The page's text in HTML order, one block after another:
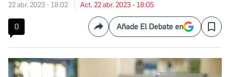
22 abr. 2023 - 18:02 Act. 22 abr. 2023 - 18:05
0 CompartirAñade El Debate en Save